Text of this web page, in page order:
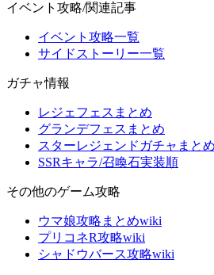
イベント攻略/関連記事
イベント攻略一覧
サイドストーリー一覧
ガチャ情報
レジェフェスまとめ
グランデフェスまとめ
スターレジェンドガチャまとめ
SSRキャラ/召喚石実装順
その他のゲーム攻略
ウマ娘攻略まとめwiki
プリコネR攻略wiki
シャドウバース攻略wiki